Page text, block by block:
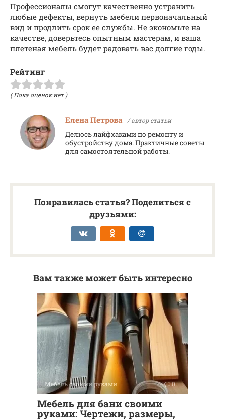
Профессионалы смогут качественно устранить
любые дефекты, вернуть мебели первоначальный
вид и продлить срок ее службы. Не экономьте на
качестве, доверьтесь опытным мастерам, и ваша
плетеная мебель будет радовать вас долгие годы.
Рейтинг
( Пока оценок нет )
Елена Петрова / автор статьи
Делюсь лайфхаками по ремонту и
обустройству дома. Практичные советы
для самостоятельной работы.
Понравилась статья? Поделиться с
друзьями:
Вам также может быть интересно
Мебель своими руками 0
Мебель для бани своими
руками: Чертежи, размеры,